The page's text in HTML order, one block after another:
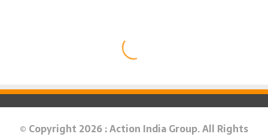
© Copyright 2026 : Action India Group. All Rights